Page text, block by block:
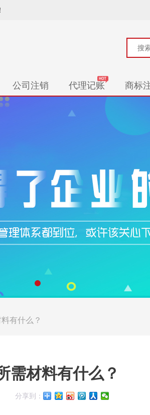
公司注销 代理记账 商标
有什么？
需材料有什么？
分享到：